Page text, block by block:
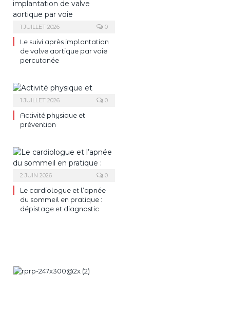
1 JUILLET 2026 0
Le suivi après implantation
de valve aortique par voie
percutanée
1 JUILLET 2026 0
Activité physique et
prévention
2 JUIN 2026 0
Le cardiologue et l’apnée
du sommeil en pratique :
dépistage et diagnostic